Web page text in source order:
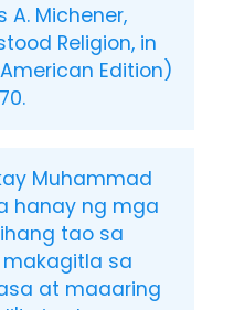
A. Michener,
Religion, in
Edition)
Muhammad
hanay ng mga
tao sa
sa
at maaaring